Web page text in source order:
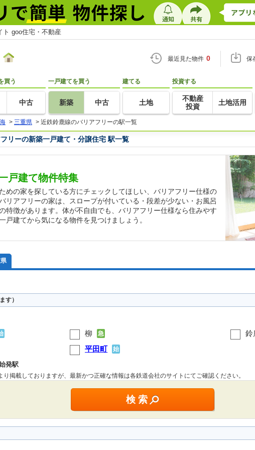
ト goo住宅・不動産
最近見た物件 0 保
買う
中古
一戸建てを買う
新築 中古
建てる
土地
投資する
不動産
投資
土地活用
> 三重県 > 近鉄鈴鹿線のバリアフリーの駅一覧
リーの新築一戸建て・分譲住宅 駅一覧
戸建て物件特集
めの家を探している方にチェックしてほしい、バリアフリー仕様の
リアフリーの家は、スロープが付いている・段差が少ない・お風呂
特徴があります。体が不自由でも、バリアフリー仕様なら住みやす
戸建てから気になる物件を見つけましょう。
す）
柳 急
鈴
平田町 始
発駅
掲載しておりますが、最新かつ正確な情報は各鉄道会社のサイトにてご確認ください。